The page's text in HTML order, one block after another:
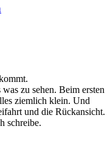
zu sehen. Beim ersten
ziemlich klein. Und
und die Rückansicht.
schreibe.